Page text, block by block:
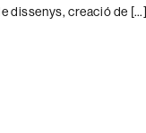
dissenys, creació de […]